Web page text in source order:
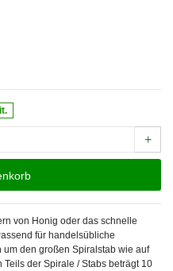
+
von Honig oder das schnelle
für handelsübliche
den großen Spiralstab wie auf
der Spirale / Stabs beträgt 10